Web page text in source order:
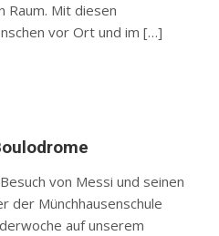
Raum. Mit diesen
vor Ort und im […]
von Messi und seinen
der Münchhausenschule
auf unserem